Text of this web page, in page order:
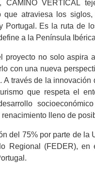
VERTICAL
atraviesa los siglos,
Portugal. Es la ruta de
a la Península
proyecto no solo aspira
con una nueva
A través de la innovación
que respeta el
lleno de
del 75% por parte de la
Regional (FEDER), en